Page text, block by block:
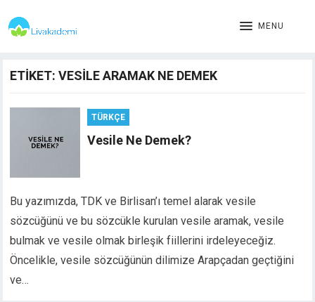
MENU
ETIKET:VESILE ARAMAK NE DEMEK
TÜRKÇE
Vesile Ne Demek?
Bu yazımızda, TDK ve Birlisan’ı temel alarak vesile
sözcüğünü ve bu sözcükle kurulan vesile aramak, vesile
bulmak ve vesile olmak birleşik fiillerini irdeleyeceğiz.
Öncelikle, vesile sözcüğünün dilimize Arapçadan geçtiğini
ve…